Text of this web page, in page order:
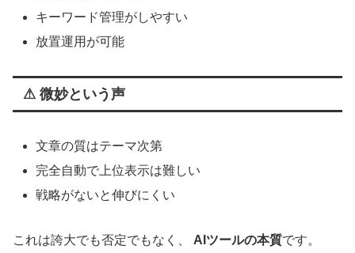
キーワード管理がしやすい
放置運用が可能
⚠ 微妙という声
文章の質はテーマ次第
完全自動で上位表示は難しい
戦略がないと伸びにくい
これは誇大でも否定でもなく、 AIツールの本質です。